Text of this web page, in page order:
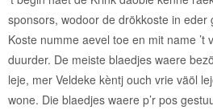
sponsors, wodoor de drökkoste in eder
Koste numme aevel toe en mit name ’t
duurder. De meiste blaedjes waere
leje, mer Veldeke kèntj ouch vrie väöl
wone. Die blaedjes waere p’r pos